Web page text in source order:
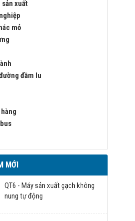
sản xuất
mỏ
đầm lu
MỚI
QT6 - Máy sản xuất gạch không
nung tự động